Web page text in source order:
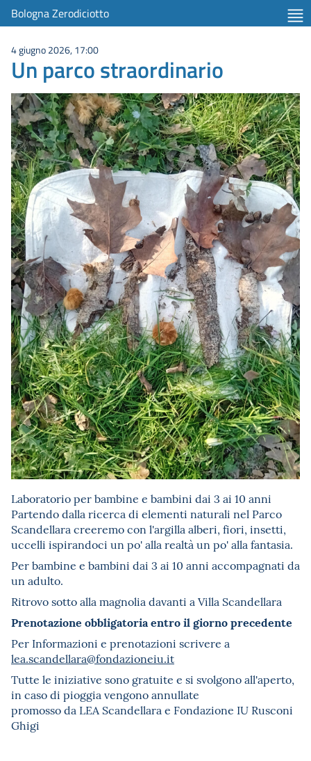
Bologna Zerodiciotto
4 giugno 2026, 17:00
Un parco straordinario
Laboratorio per bambine e bambini dai 3 ai 10 anni
Partendo dalla ricerca di elementi naturali nel Parco
Scandellara creeremo con l'argilla alberi, fiori, insetti,
uccelli ispirandoci un po' alla realtà un po' alla fantasia.
Per bambine e bambini dai 3 ai 10 anni accompagnati da
un adulto.
Ritrovo sotto alla magnolia davanti a Villa Scandellara
Prenotazione obbligatoria entro il giorno precedente
Per Informazioni e prenotazioni scrivere a
lea.scandellara@fondazioneiu.it
Tutte le iniziative sono gratuite e si svolgono all'aperto,
in caso di pioggia vengono annullate
promosso da LEA Scandellara e Fondazione IU Rusconi
Ghigi